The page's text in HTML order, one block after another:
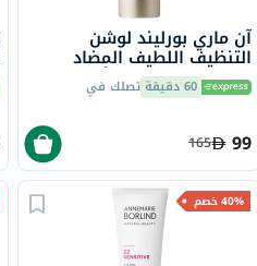
آن ماري بورليند لوشن
التنظيف اللطيف المضاد
للشيخوخة سيستم أبسلوت
سيستم 120 مل60 دقيقة تصلك في
99
165
40% خصم